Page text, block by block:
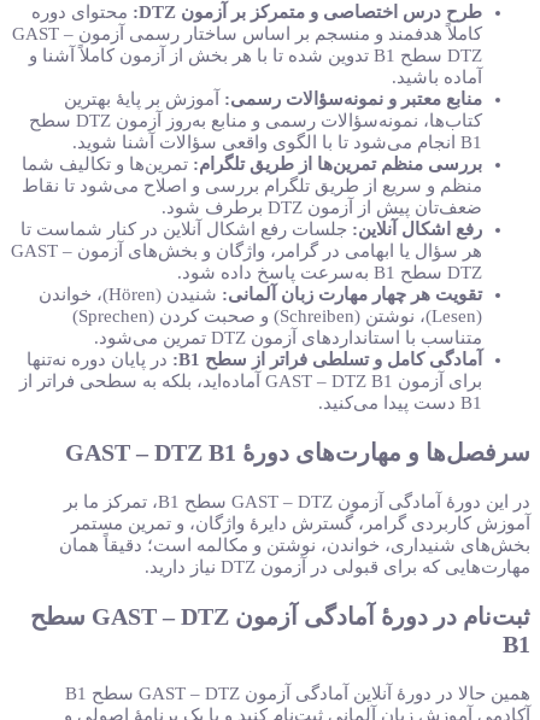
طرح درس اختصاصی و متمرکز بر آزمون DTZ:
محتوای دوره
کاملاً هدفمند و منسجم بر اساس ساختار رسمی آزمون GAST –
DTZ سطح B1 تدوین شده تا با هر بخش از آزمون کاملاً آشنا و
آماده باشید.
منابع معتبر و نمونه‌سؤالات رسمی: آموزش بر پایهٔ بهترین
کتاب‌ها، نمونه‌سؤالات رسمی و منابع به‌روز آزمون DTZ سطح
B1 انجام می‌شود تا با الگوی واقعی سؤالات آشنا شوید.
بررسی منظم تمرین‌ها از طریق تلگرام: تمرین‌ها و تکالیف شما
منظم و سریع از طریق تلگرام بررسی و اصلاح می‌شود تا نقاط
ضعف‌تان پیش از آزمون DTZ برطرف شود.
رفع اشکال آنلاین: جلسات رفع اشکال آنلاین در کنار شماست تا
هر سؤال یا ابهامی در گرامر، واژگان و بخش‌های آزمون GAST –
DTZ سطح B1 به‌سرعت پاسخ داده شود.
تقویت هر چهار مهارت زبان آلمانی:
شنیدن (Hören)، خواندن
(Lesen)، نوشتن (Schreiben) و صحبت کردن (Sprechen)
متناسب با استانداردهای آزمون DTZ تمرین می‌شود.
آمادگی کامل و تسلطی فراتر از سطح B1:
در پایان دوره نه‌تنها
برای آزمون GAST – DTZ B1 آماده‌اید، بلکه به سطحی فراتر از
B1 دست پیدا می‌کنید.
سرفصل‌ها و مهارت‌های دورهٔ GAST – DTZ B1
در این دورهٔ آمادگی آزمون GAST – DTZ سطح B1، تمرکز ما بر
آموزش کاربردی گرامر، گسترش دایرهٔ واژگان، و تمرین مستمر
بخش‌های شنیداری، خواندن، نوشتن و مکالمه است؛ دقیقاً همان
مهارت‌هایی که برای قبولی در آزمون DTZ نیاز دارید.
ثبت‌نام در دورهٔ آمادگی آزمون GAST – DTZ سطح
B1
همین حالا در دورهٔ آنلاین آمادگی آزمون GAST – DTZ سطح B1
آکادمی آموزش زبان آلمانی ثبت‌نام کنید و با یک برنامهٔ اصولی و